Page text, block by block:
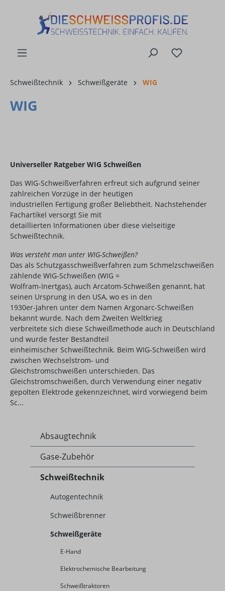
Schweißtechnik Schweißgeräte WIG
WIG
Universeller Ratgeber WIG Schweißen
Das WIG-Schweißverfahren erfreut sich aufgrund seiner
zahlreichen Vorzüge in der heutigen
industriellen Fertigung großer Beliebtheit. Nachstehender
Fachartikel versorgt Sie mit
detaillierten Informationen über diese vielseitige
Schweißtechnik.
Was versteht man unter WIG-Schweißen?
Das als Schutzgasschweißverfahren zum Schmelzschweißen
zählende WIG-Schweißen (WIG =
Wolfram-Inertgas), auch Arcatom-Schweißen genannt, hat
seinen Ursprung in den USA, wo es in den
1930er-Jahren unter dem Namen Argonarc-Schweißen
bekannt wurde. Nach dem Zweiten Weltkrieg
verbreitete sich diese Schweißmethode auch in Deutschland
und wurde fester Bestandteil
einheimischer Schweißtechnik. Beim WIG-Schweißen wird
zwischen Wechselstrom- und
Gleichstromschweißen unterschieden. Das
Gleichstromschweißen, durch Verwendung einer negativ
gepolten Elektrode gekennzeichnet, wird vorwiegend beim
Sc...
Absaugtechnik
Gase-Zubehör
Schweißtechnik
Autogentechnik
Schweißbrenner
Schweißgeräte
E-Hand
Elektrochemische Bearbeitung
Schweißtraktoren